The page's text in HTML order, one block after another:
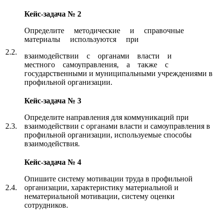
2.2.
Кейс-задача № 2
Определите методические и справочные
материалы используются при
взаимодействии с органами власти и
местного самоуправления, а также с
государственными и муниципальными учреждениями в
профильной организации.
2.3.
Кейс-задача № 3
Определите направления для коммуникаций при
взаимодействии с органами власти и самоуправления в
профильной организации, используемые способы
взаимодействия.
2.4.
Кейс-задача № 4
Опишите систему мотивации труда в профильной
организации, характеристику материальной и
нематериальной мотивации, систему оценки
сотрудников.